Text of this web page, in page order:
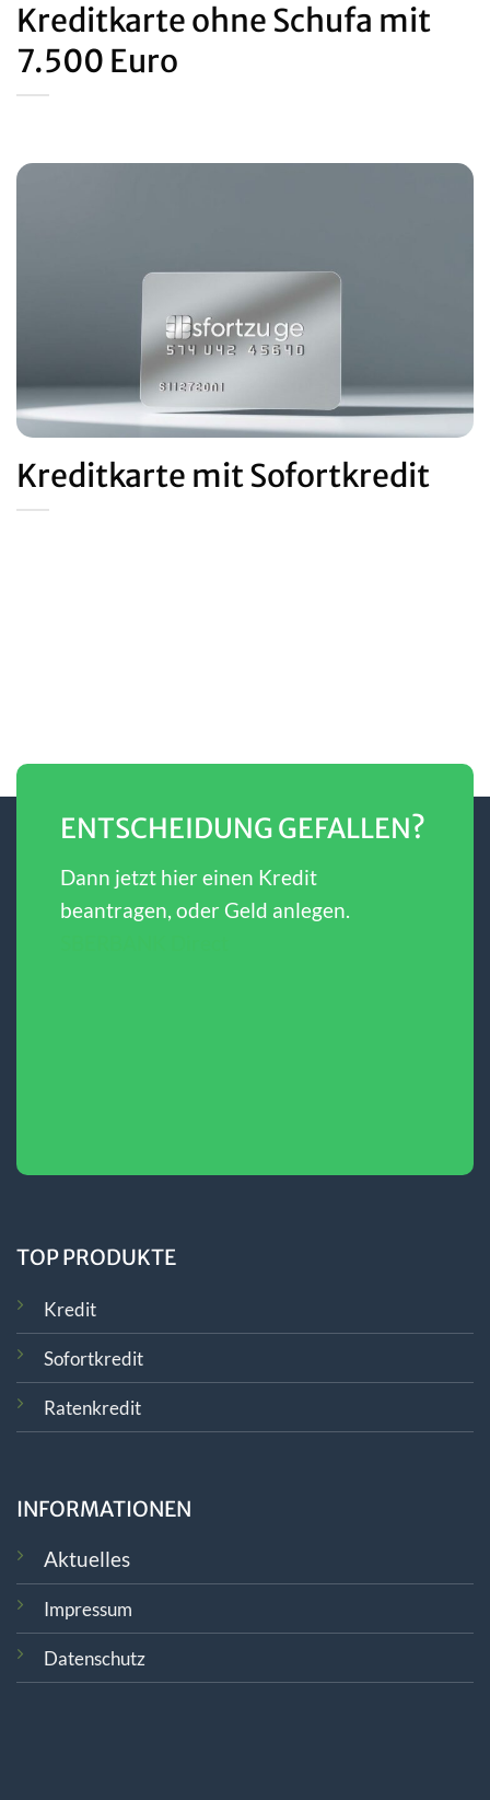
Kreditkarte ohne Schufa mit
7.500 Euro
Kreditkarte mit Sofortkredit
ENTSCHEIDUNG GEFALLEN?
Dann jetzt hier einen Kredit
beantragen, oder Geld anlegen.
TOP PRODUKTE
Kredit
Sofortkredit
Ratenkredit
INFORMATIONEN
Aktuelles
Impressum
Datenschutz